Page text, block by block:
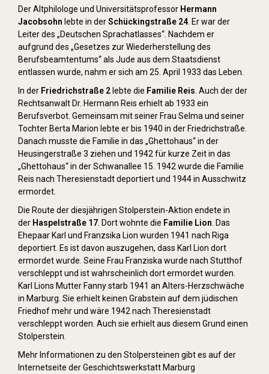
Der Altphilologe und Universitätsprofessor Hermann
Jacobsohn lebte in derSchückingstraße 24 . Er war der
Leiter des „Deutschen Sprachatlasses“. Nachdem er
aufgrund des „Gesetzes zur Wiederherstellung des
Berufsbeamtentums“ als Jude aus dem Staatsdienst
entlassen wurde, nahm er sich am 25. April 1933 das Leben.
In der Friedrichstraße 2lebte die Familie Reis . Auch der der
Rechtsanwalt Dr. Hermann Reis erhielt ab 1933 ein
Berufsverbot. Gemeinsam mit seiner Frau Selma und seiner
Tochter Berta Marion lebte er bis 1940 in der Friedrichstraße.
Danach musste die Familie in das „Ghettohaus“ in der
Heusingerstraße 3 ziehen und 1942 für kurze Zeit in das
„Ghettohaus“ in der Schwanallee 15. 1942 wurde die Familie
Reis nach Theresienstadt deportiert und 1944 in Ausschwitz
ermordet.
Die Route der diesjährigen Stolperstein-Aktion endete in
der Haspelstraße 17 . Dort wohnte die Familie Lion . Das
Ehepaar Karl und Franzsika Lion wurden 1941 nach Riga
deportiert. Es ist davon auszugehen, dass Karl Lion dort
ermordet wurde. Seine Frau Franziska wurde nach Stutthof
verschleppt und ist wahrscheinlich dort ermordet wurden.
Karl Lions Mutter Fanny starb 1941 an Alters-Herzschwäche
in Marburg. Sie erhielt keinen Grabstein auf dem jüdischen
Friedhof mehr und wäre 1942 nach Theresienstadt
verschleppt worden. Auch sie erhielt aus diesem Grund einen
Stolperstein.
Mehr Informationen zu den Stolpersteinen gibt es auf der
Internetseite der Geschichtswerkstatt Marburg